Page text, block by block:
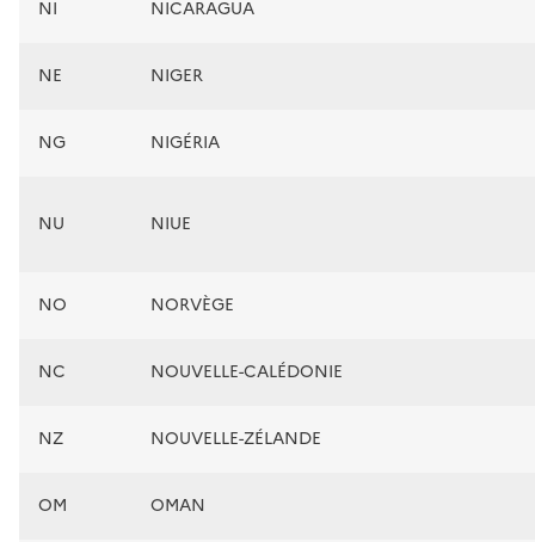
NI NICARAGUA
NE NIGER
NG NIGÉRIA
NU NIUE
NO NORVÈGE
NC NOUVELLE-CALÉDONIE
NZ NOUVELLE-ZÉLANDE
OM OMAN